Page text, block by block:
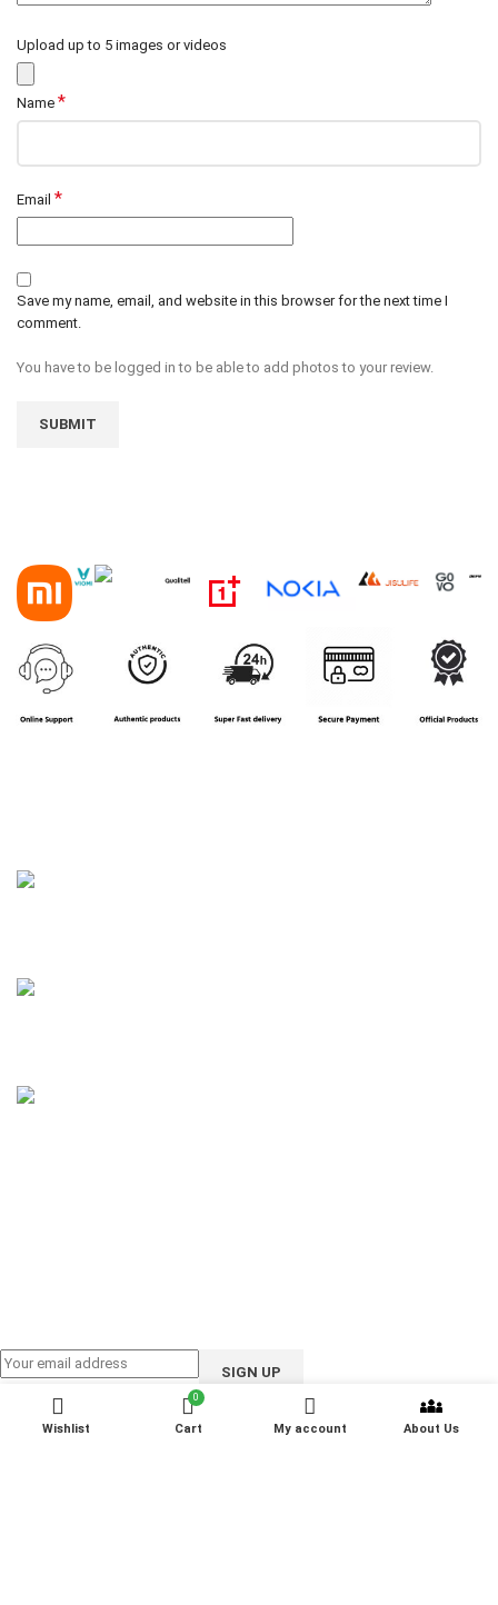
Upload up to 5 images or videos
Name *
Email *
Save my name, email, and website in this browser for the next time I
comment.
You have to be logged in to be able to add photos to your review.
Wishlist
0
Cart My account About Us